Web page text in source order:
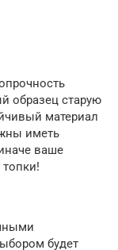
образец старую
материал
иметь
ваше
будет